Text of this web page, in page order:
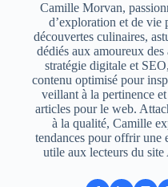
Camille Morvan,
d’exploration et de vie
découvertes culinaires,
dédiés aux amoureux
stratégie digitale et
contenu optimisé pour
veillant à la pertinence
articles pour le web.
à la qualité, Camille
tendances pour offrir une
utile aux lecteurs du